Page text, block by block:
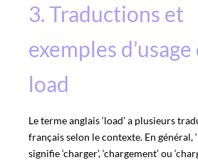
3. Traductions et
exemples d’usage
load
Le terme anglais ‘load’ a plusieurs
français selon le contexte. En général,
signifie ‘charger’, ‘chargement’ ou